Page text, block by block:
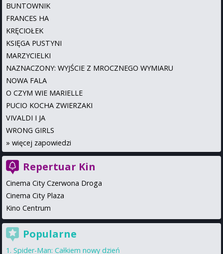
BUNTOWNIK
FRANCES HA
KRĘCIOŁEK
KSIĘGA PUSTYNI
MARZYCIELKI
NAZNACZONY: WYJŚCIE Z MROCZNEGO WYMIARU
NOWA FALA
O CZYM WIE MARIELLE
PUCIO KOCHA ZWIERZAKI
VIVALDI I JA
WRONG GIRLS
» więcej zapowiedzi
Repertuar Kin
Cinema City Czerwona Droga
Cinema City Plaza
Kino Centrum
Popularne
Spider-Man: Całkiem nowy dzień